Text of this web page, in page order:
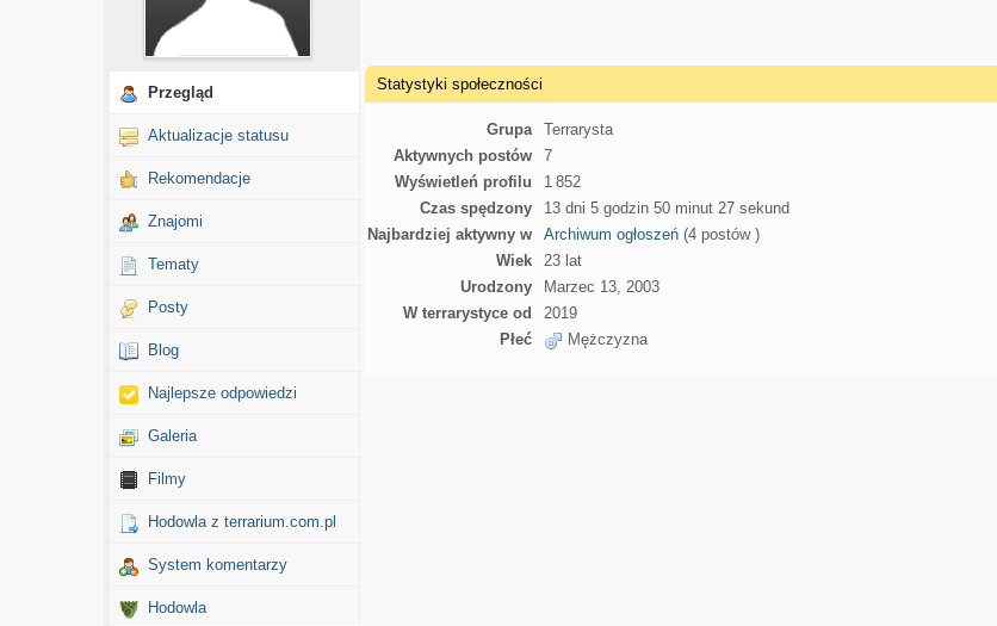
Przegląd
Aktualizacje statusu
Rekomendacje
Znajomi
Tematy
Posty
Blog
Najlepsze odpowiedzi
Galeria
Filmy
Hodowla z terrarium.com.pl
System komentarzy
Hodowla
Statystyki społeczności
Grupa
Terrarysta
Aktywnych postów
7
Wyświetleń profilu
1 852
Czas spędzony
13 dni 5 godzin 50 minut 27 sekund
Najbardziej aktywny w
Archiwum ogłoszeń (4 postów )
Wiek
23 lat
Urodzony
Marzec 13, 2003
W terrarystyce od
2019
Płeć
Mężczyzna